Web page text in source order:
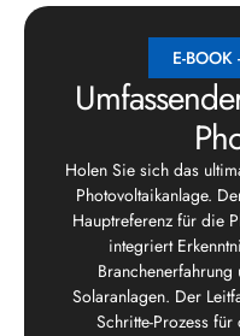
E-
Holen Sie sich das
Photovoltaikanlage.
Hauptreferenz für die
integriert
Solaranlagen. Der
Schritte-Prozess